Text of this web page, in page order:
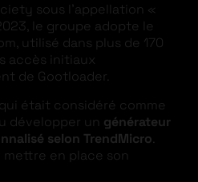
sous l’appellation «
le groupe adopte le
utilisé dans plus de 170
accès initiaux
de Gootloader.
était considéré comme
développer un générateur
selon TrendMicro.
en place son